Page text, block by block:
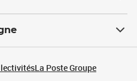
La Poste Groupe